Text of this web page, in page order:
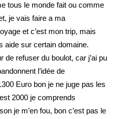
tous le monde fait ou comme
je vais faire a ma
et c’est mon trip, mais
aide sur certain domaine.
de refuser du boulot, car j’ai pu
l’idée de
Euro bon je ne juge pas les
2000 je comprends
je m’en fou, bon c’est pas le